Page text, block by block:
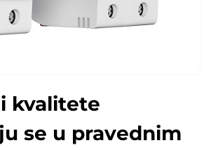
kvalitete
se u pravednim